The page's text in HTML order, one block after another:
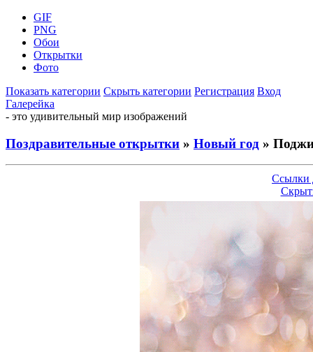
GIF
PNG
Обои
Открытки
Фото
Показать категории Скрыть категории Регистрация Вход
Галерейка
- это удивительный мир изображений
Поздравительные открытки » Новый год »
Ссылки